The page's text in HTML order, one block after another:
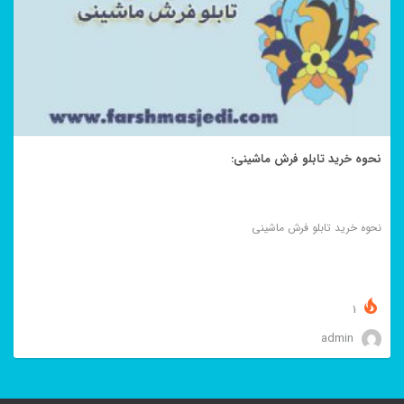
نحوه خرید تابلو فرش ماشینی:
نحوه خرید تابلو فرش ماشینی
admin